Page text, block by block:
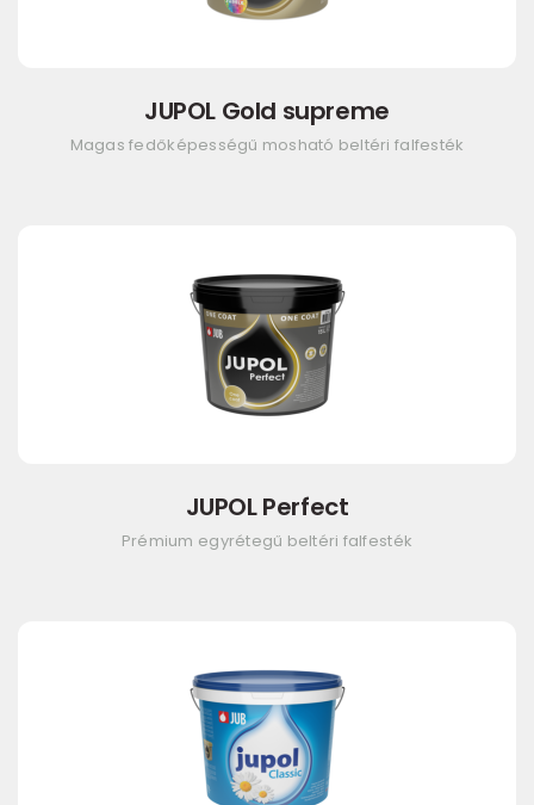
JUPOL Gold supreme
Magas fedőképességű mosható beltéri falfesték
JUPOL Perfect
Prémium egyrétegű beltéri falfesték